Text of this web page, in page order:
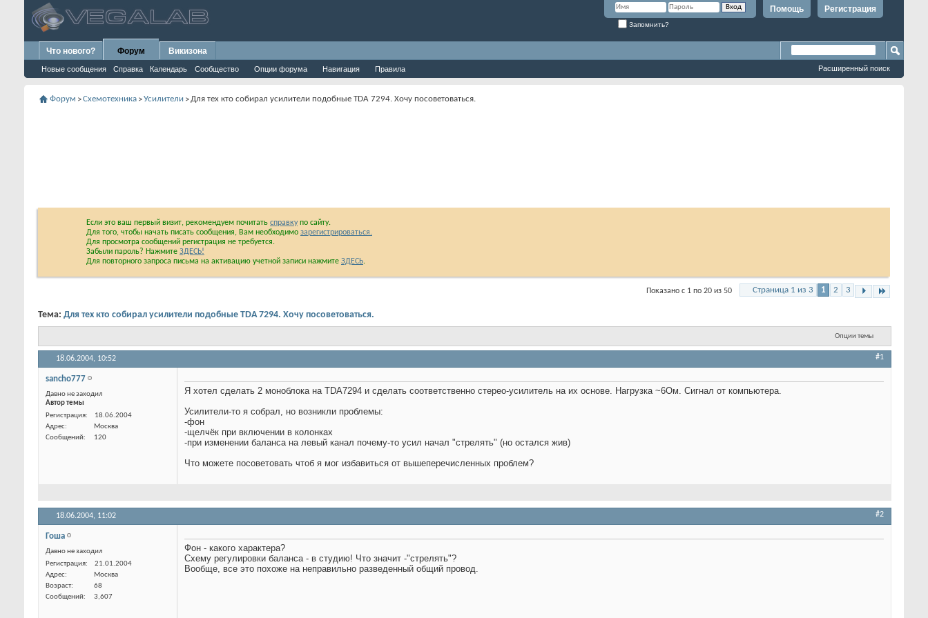
Регистрация
Помощь
Запомнить?
Что нового? Форум
Новые сообщения Справка Календарь Сообщество Опции форума Навигация Правила
Викизона
Расширенный поиск
Форум >Схемотехника >Усилители >Для тех кто собирал усилители подобные TDA 7294. Хочу посоветоваться.
Если это ваш первый визит, рекомендуем почитать справкупо сайту.
Для того, чтобы начать писать сообщения, Вам необходимо зарегистрироваться.
Для просмотра сообщений регистрация не требуется.
Забыли пароль? Нажмите ЗДЕСЬ!
Для повторного запроса письма на активацию учетной записи нажмите ЗДЕСЬ.
Страница 1 из 3 1 2 3
Показано с 1 по 20 из 50
Тема: Для тех кто собирал усилители подобные TDA 7294. Хочу посоветоваться.
Опции темы
18.06.2004, 10:52 #1
sancho777
Давно не заходил
Автор темы
Усилители-то я собрал, но возникли проблемы:
-фон
-щелчёк при включении в колонках
18.06.2004,11:02
Гоша
Давно не заходил